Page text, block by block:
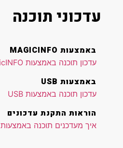
עדכוני תוכנה
באמצעות MAGICINFO
עדכון תוכנה באמצעות MagicINFO
באמצעות USB
עדכון תוכנה באמצעות USB
הוראות התקנת עדכונים
איך מעדכנים תוכנה באמצעות USB